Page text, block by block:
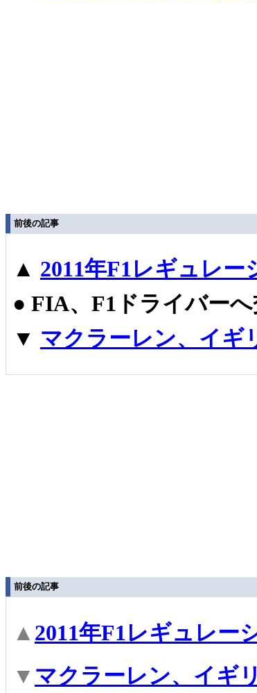
前後の記事
▲ 2011年F1レギュレー
● FIA、F1ドライバー
▼ マクラーレン、イギ
前後の記事
▲ 2011年F1レギュレー
▼ マクラーレン、イギ